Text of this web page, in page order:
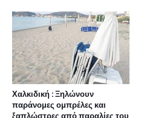
Χαλκιδική : Ξηλώνουν
παράνομες ομπρέλες και